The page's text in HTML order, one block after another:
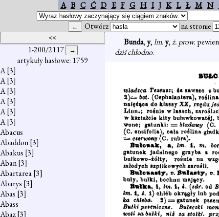
A B C Ć D E F G H I J K L Ł M N
Otwórz na stronie
1-200/2117
artykuły hasłowe: 1759
A[3]
A[3]
A[3]
A[3]
A[3]
A[3]
Abacus
Abaddon[3]
Abakus [3]
Aban[3]
Abartarea[3]
Abarys [3]
Abas [3]
Abass
Abaz[3]
Bunda,y,lm.y,ż. prow.
dziś chłodno.